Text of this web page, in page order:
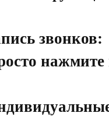
звонков:
нажмите